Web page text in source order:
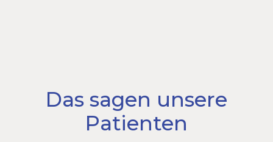
Das sagen unsere
Patienten